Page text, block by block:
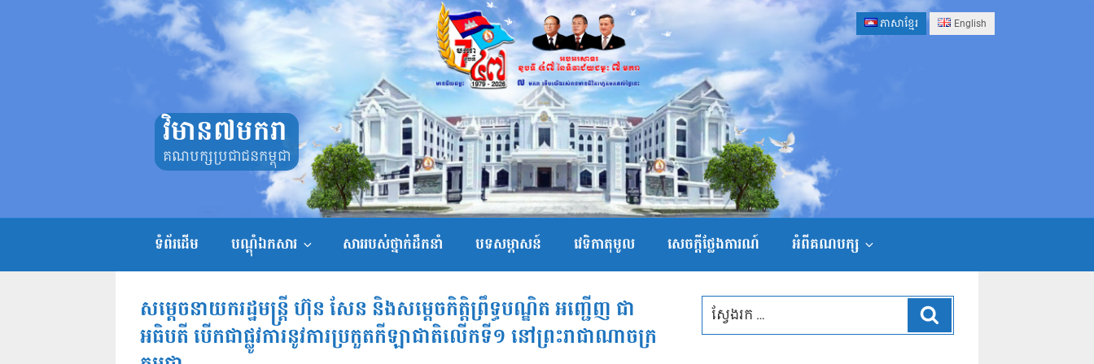
ភាសាខ្មែរ English
វិមាន៧មករា
គណបក្សប្រជាជនកម្ពុជា
ទំព័រដើម បណ្តុំឯកសារ សាររបស់ថ្នាក់ដឹកនាំ បទសម្ភាសន៍ វេទិកាតុមូល សេចក្ដីថ្លែងការណ៍ អំពីគណបក្ស
សម្តេចនាយករដ្ឋមន្រ្តី ហ៊ុន សែន និងសម្តេចកិត្តិព្រឹទ្ធបណ្ឌិត អញ្ជើញ ជា
អធិបតី បើកជាផ្លូវការនូវការប្រកួតកីឡាជាតិលើកទី១ នៅព្រះរាជាណាចក្រ